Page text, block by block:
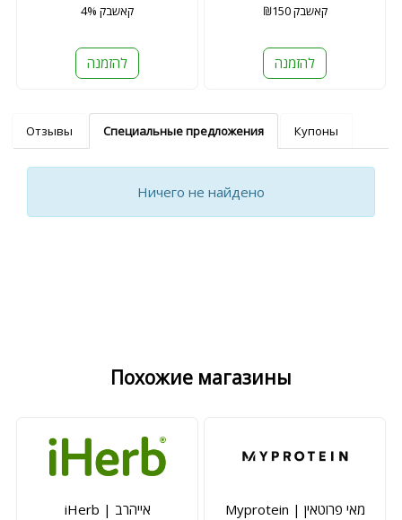
4% קאשבק
להזמנה
₪150 קאשבק
להזמנה
Отзывы Специальные предложения Купоны
Ничего не найдено
Похожие магазины
iHerb | אייהרב
Myprotein | מאי פרוטאין